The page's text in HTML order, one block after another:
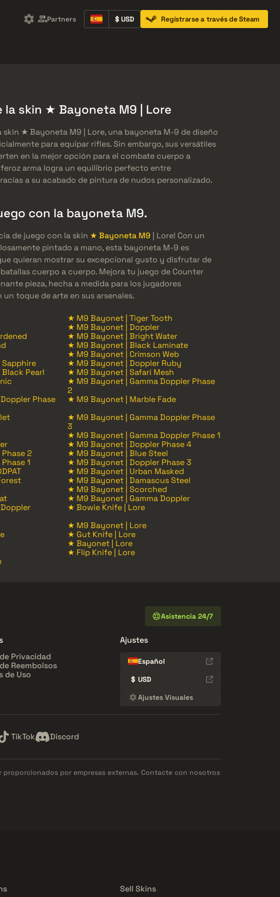
Partners $ USD Regístrarse a través de Steam
la skin ★ Bayoneta M9 | Lore
★ Bayoneta M9 | Lore, una bayoneta M-9 de diseño
para equipar rifles. Sin embargo, sus versátiles
en la mejor opción para el combate cuerpo a
arma logra un equilibrio perfecto entre
a su acabado de pintura de nudos personalizado.
con la bayoneta M9.
de juego con la skin ★ Bayoneta M9 | Lore! Con un
pintado a mano, esta bayoneta M-9 es
quieran mostrar su excepcional gusto y disfrutar de
cuerpo a cuerpo. Mejora tu juego de Counter
pieza, hecha a medida para los jugadores
toque de arte en sus arsenales.
★ M9 Bayonet | Tiger Tooth
★ M9 Bayonet | Doppler
★ M9 Bayonet | Bright Water
★ M9 Bayonet | Black Laminate
★ M9 Bayonet | Crimson Web
★ M9 Bayonet | Doppler Ruby
Pearl
★ M9 Bayonet | Safari Mesh
★ M9 Bayonet | Gamma Doppler Phase
2
Phase
★ M9 Bayonet | Marble Fade
★ M9 Bayonet | Gamma Doppler Phase
3
★ M9 Bayonet | Gamma Doppler Phase 1
★ M9 Bayonet | Doppler Phase 4
2
★ M9 Bayonet | Blue Steel
1
★ M9 Bayonet | Doppler Phase 3
★ M9 Bayonet | Urban Masked
★ M9 Bayonet | Damascus Steel
★ M9 Bayonet | Scorched
★ M9 Bayonet | Gamma Doppler
★ Bowie Knife | Lore
★ M9 Bayonet | Lore
★ Gut Knife | Lore
★ Bayonet | Lore
★ Flip Knife | Lore
Asistencia 24/7
Privacidad
Reembolsos
de Uso
Ajustes
Español
$ USD
Ajustes Visuales
TikTok Discord
por empresas externas. Contacte con nosotros
Sell Skins